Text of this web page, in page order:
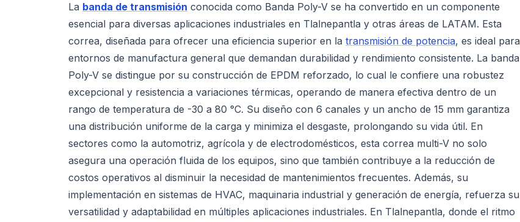
La banda de transmisión conocida como Banda Poly-V se ha convertido en un componente
esencial para diversas aplicaciones industriales en Tlalnepantla y otras áreas de LATAM. Esta
correa, diseñada para ofrecer una eficiencia superior en la transmisión de potencia, es ideal para
entornos de manufactura general que demandan durabilidad y rendimiento consistente. La banda
Poly-V se distingue por su construcción de EPDM reforzado, lo cual le confiere una robustez
excepcional y resistencia a variaciones térmicas, operando de manera efectiva dentro de un
rango de temperatura de -30 a 80 °C. Su diseño con 6 canales y un ancho de 15 mm garantiza
una distribución uniforme de la carga y minimiza el desgaste, prolongando su vida útil. En
sectores como la automotriz, agrícola y de electrodomésticos, esta correa multi-V no solo
asegura una operación fluida de los equipos, sino que también contribuye a la reducción de
costos operativos al disminuir la necesidad de mantenimientos frecuentes. Además, su
implementación en sistemas de HVAC, maquinaria industrial y generación de energía, refuerza su
versatilidad y adaptabilidad en múltiples aplicaciones industriales. En Tlalnepantla, donde el ritmo